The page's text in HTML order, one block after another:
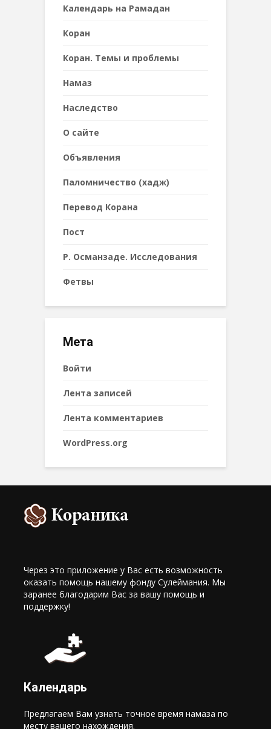
Календарь на Рамадан
Коран
Коран. Темы и проблемы
Намаз
Наследствo
О сайте
Объявления
Паломничество (хадж)
Перевод Корана
Пост
Р. Османзаде. Исследования
Фетвы
Мета
Войти
Лента записей
Лента комментариев
WordPress.org
Через это приложение у Вас есть возможность
оказать помощь нашему фонду Сулеймания. Мы
заранее благодарим Вас за вашу помощь и
поддержку!
Календарь
Предлагаем Вам узнать точное время намаза по
месту вашего нахождения.